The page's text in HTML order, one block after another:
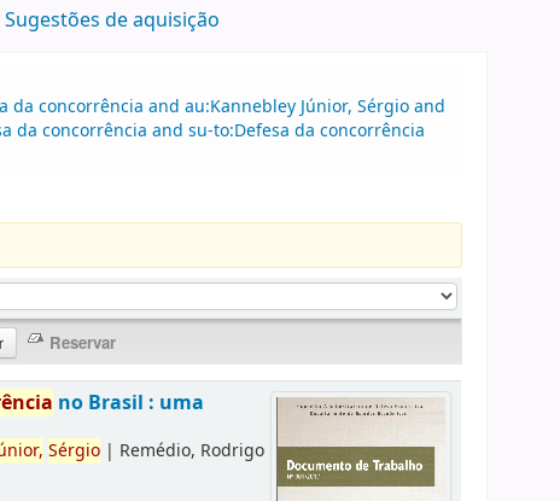
Sugestões de aquisição
da concorrência and au:Kannebley Júnior, Sérgio and
da concorrência and su-to:Defesa da concorrência
no Brasil : uma
Sérgio | Remédio, Rodrigo